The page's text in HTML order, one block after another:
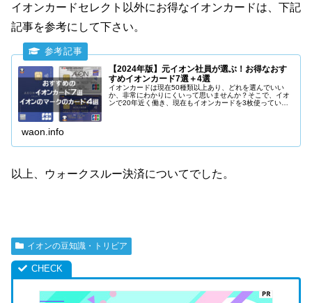
イオンカードセレクト以外にお得なイオンカードは、下記
記事を参考にして下さい。
【2024年版】元イオン社員が選ぶ！お得なおす
すめイオンカード7選＋4選
イオンカードは現在50種類以上あり、どれを選んでいい
か、非常にわかりにくいって思いませんか？そこで、イオ
ンで20年近く働き、現在もイオンカードを3枚使っている
waon.info
以上、ウォークスルー決済についてでした。
イオンの豆知識・トリビア